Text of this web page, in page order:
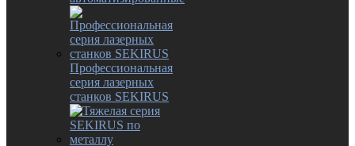
Профессиональная
серия лазерных
станков SEKIRUS